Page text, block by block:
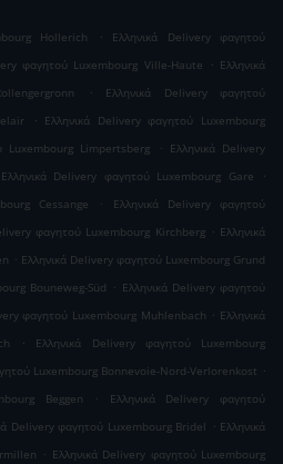
Hollerich .
Ελληνικά Delivery φαγητού
φαγητού Luxembourg Ville-Haute . Ελληνικά
.
Ελληνικά Delivery φαγητού
. Ελληνικά Delivery φαγητού Luxembourg
Luxembourg Limpertsberg . Ελληνικά Delivery
Ελληνικά Delivery φαγητού Luxembourg Gare
.
Cessange
.
Ελληνικά Delivery φαγητού
φαγητού Luxembourg Kirchberg . Ελληνικά
. Ελληνικά Delivery φαγητού Luxembourg Grund
Bouneweg-Süd . Ελληνικά Delivery φαγητού
φαγητού Luxembourg Muhlenbach . Ελληνικά
.
Ελληνικά Delivery φαγητού Luxembourg
Luxembourg Bonnevoie-Nord-Verlorenkost .
Beggen
.
Ελληνικά Delivery φαγητού
Delivery φαγητού Luxembourg Bridel . Ελληνικά
. Ελληνικά Delivery φαγητού Luxembourg